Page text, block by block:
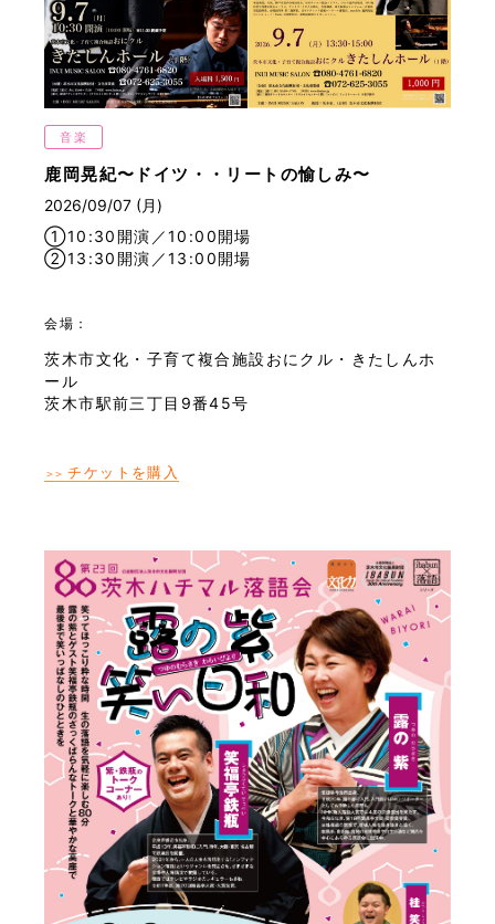
音楽
鹿岡晃紀〜ドイツ・・リートの愉しみ〜
2026/09/07 (月)
①10:30開演／10:00開場
②13:30開演／13:00開場
会場：
茨木市文化・子育て複合施設おにクル・きたしんホ
ール
茨木市駅前三丁目9番45号
＞＞ チケットを購入